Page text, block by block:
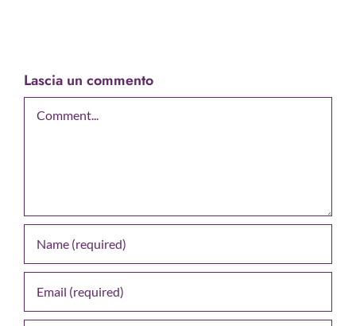
Lascia un commento